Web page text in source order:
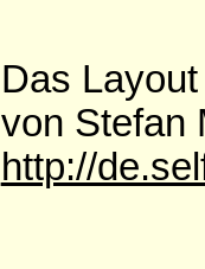
Das
von Stefan
http://